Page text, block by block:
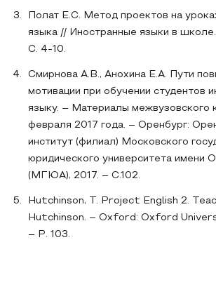
Полат Е.С. Метод проектов на
языка // Иностранные языки в
С. 4-10.
Смирнова А.В., Анохина Е.А. Пути
мотивации при обучении студентов
языку. – Материалы межвузовского
февраля 2017 года. – Оренбург:
институт (филиал) Московского
юридического университета имени
(МГЮА), 2017. – С.102.
Hutchinson, T. Project English 2.
Hutchinson. – Oxford: Oxford
– P. 103.